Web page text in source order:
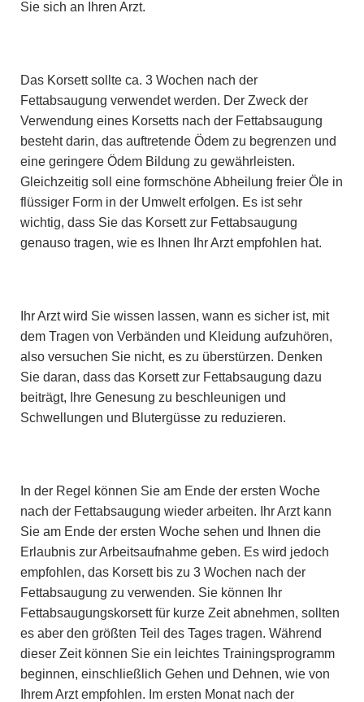
Sie sich an Ihren Arzt.
Das Korsett sollte ca. 3 Wochen nach der
Fettabsaugung verwendet werden. Der Zweck der
Verwendung eines Korsetts nach der Fettabsaugung
besteht darin, das auftretende Ödem zu begrenzen und
eine geringere Ödem Bildung zu gewährleisten.
Gleichzeitig soll eine formschöne Abheilung freier Öle in
flüssiger Form in der Umwelt erfolgen. Es ist sehr
wichtig, dass Sie das Korsett zur Fettabsaugung
genauso tragen, wie es Ihnen Ihr Arzt empfohlen hat.
Ihr Arzt wird Sie wissen lassen, wann es sicher ist, mit
dem Tragen von Verbänden und Kleidung aufzuhören,
also versuchen Sie nicht, es zu überstürzen. Denken
Sie daran, dass das Korsett zur Fettabsaugung dazu
beiträgt, Ihre Genesung zu beschleunigen und
Schwellungen und Blutergüsse zu reduzieren.
In der Regel können Sie am Ende der ersten Woche
nach der Fettabsaugung wieder arbeiten. Ihr Arzt kann
Sie am Ende der ersten Woche sehen und Ihnen die
Erlaubnis zur Arbeitsaufnahme geben. Es wird jedoch
empfohlen, das Korsett bis zu 3 Wochen nach der
Fettabsaugung zu verwenden. Sie können Ihr
Fettabsaugungskorsett für kurze Zeit abnehmen, sollten
es aber den größten Teil des Tages tragen. Während
dieser Zeit können Sie ein leichtes Trainingsprogramm
beginnen, einschließlich Gehen und Dehnen, wie von
Ihrem Arzt empfohlen. Im ersten Monat nach der